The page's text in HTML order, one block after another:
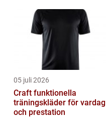
05 juli 2026
Craft funktionella
träningskläder för vardag
och prestation